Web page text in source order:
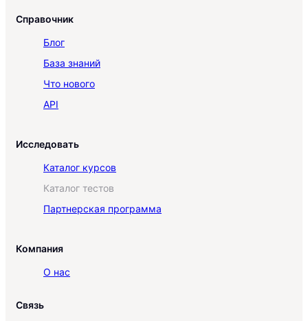
Справочник
Блог
База знаний
Что нового
API
Исследовать
Каталог курсов
Каталог тестов
Партнерская программа
Компания
О нас
Связь